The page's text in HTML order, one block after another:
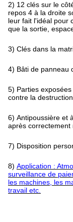
2) 12 clés sur le
repos 4 à la droite
leur fait l'idéal pour
que la sortie,
3) Clés dans la
4) Bâti de panneau
5) Parties
contre la
6) Antipoussière et
après correctement
7) Disposition
8) Application :
surveillance de
les machines, les
travail etc.